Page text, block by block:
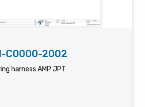
C0000-2002
harness AMP JPT